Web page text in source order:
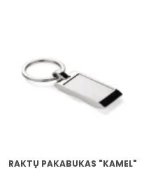
RAKTŲ PAKABUKAS "KAMEL"